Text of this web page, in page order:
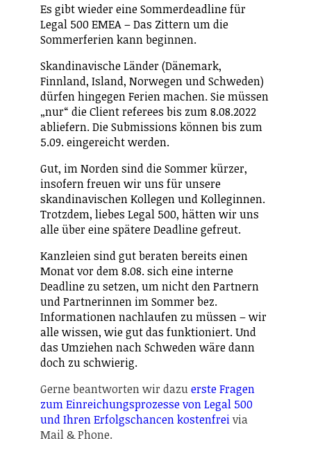
Es gibt wieder eine Sommerdeadline für
Legal 500 EMEA – Das Zittern um die
Sommerferien kann beginnen.
Skandinavische Länder (Dänemark,
Finnland, Island, Norwegen und Schweden)
dürfen hingegen Ferien machen. Sie müssen
„nur“ die Client referees bis zum 8.08.2022
abliefern. Die Submissions können bis zum
5.09. eingereicht werden.
Gut, im Norden sind die Sommer kürzer,
insofern freuen wir uns für unsere
skandinavischen Kollegen und Kolleginnen.
Trotzdem, liebes Legal 500, hätten wir uns
alle über eine spätere Deadline gefreut.
Kanzleien sind gut beraten bereits einen
Monat vor dem 8.08. sich eine interne
Deadline zu setzen, um nicht den Partnern
und Partnerinnen im Sommer bez.
Informationen nachlaufen zu müssen – wir
alle wissen, wie gut das funktioniert. Und
das Umziehen nach Schweden wäre dann
doch zu schwierig.
Gerne beantworten wir dazuerste Fragen
zum Einreichungsprozesse von Legal 500
und Ihren Erfolgschancen kostenfreivia
Mail & Phone.